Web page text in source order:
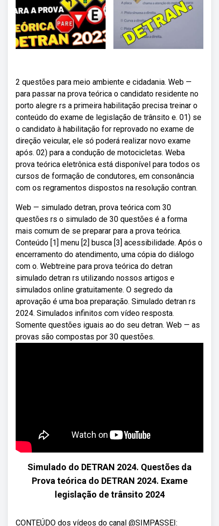
2 questões para meio ambiente e cidadania. Web —
para passar na prova teórica o candidato residente no
porto alegre rs a primeira habilitação precisa treinar o
conteúdo do exame de legislação de trânsito e. 01) se
o candidato à habilitação for reprovado no exame de
direção veicular, ele só poderá realizar novo exame
após. 02) para a condução de motocicletas. Weba
prova teórica eletrônica está disponível para todos os
cursos de formação de condutores, em consonância
com os regramentos dispostos na resolução contran.
Web — simulado detran, prova teórica com 30
questões rs o simulado de 30 questões é a forma
mais comum de se preparar para a prova teórica.
Conteúdo [1] menu [2] busca [3] acessibilidade. Após o
encerramento do atendimento, uma cópia do diálogo
com o. Webtreine para prova teórica do detran
simulado detran rs utilizando nossos artigos e
simulados online gratuitamente. O segredo da
aprovação é uma boa preparação. Simulado detran rs
2024. Simulados infinitos com vídeo resposta.
Somente questões iguais ao do seu detran. Web — as
provas são compostas por 30 questões.
Simulado do DETRAN 2024. Questões da
Prova teórica do DETRAN 2024. Exame
legislação de trânsito 2024
CONTEÚDO dos vídeos do canal @SIMPASSEI: